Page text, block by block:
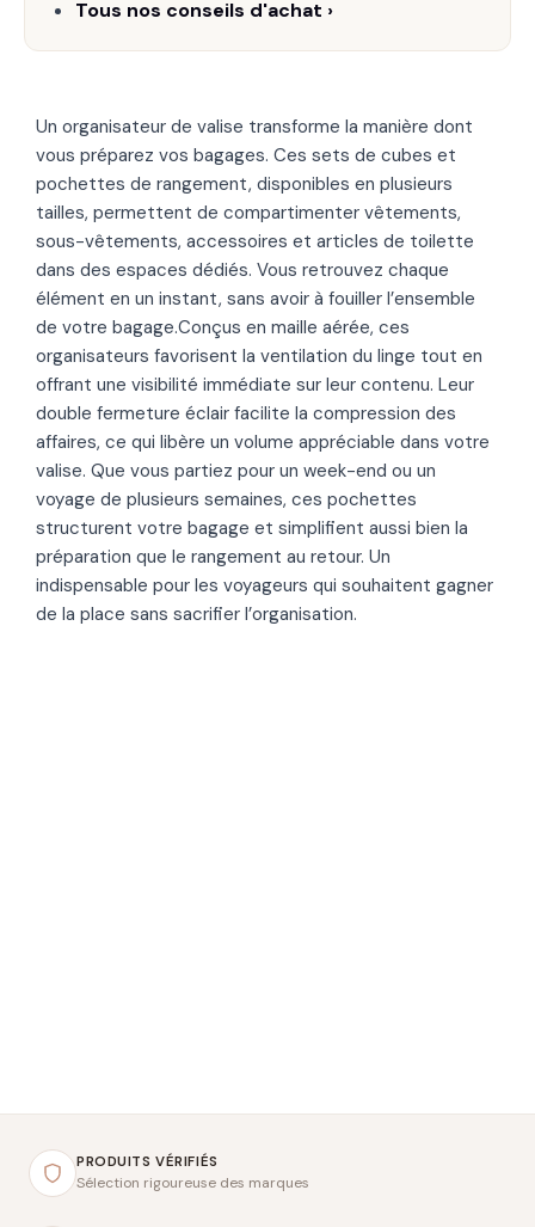
Tous nos conseils d'achat ›
Un organisateur de valise transforme la manière dont
vous préparez vos bagages. Ces sets de cubes et
pochettes de rangement, disponibles en plusieurs
tailles, permettent de compartimenter vêtements,
sous-vêtements, accessoires et articles de toilette
dans des espaces dédiés. Vous retrouvez chaque
élément en un instant, sans avoir à fouiller l’ensemble
de votre bagage.Conçus en maille aérée, ces
organisateurs favorisent la ventilation du linge tout en
offrant une visibilité immédiate sur leur contenu. Leur
double fermeture éclair facilite la compression des
affaires, ce qui libère un volume appréciable dans votre
valise. Que vous partiez pour un week-end ou un
voyage de plusieurs semaines, ces pochettes
structurent votre bagage et simplifient aussi bien la
préparation que le rangement au retour. Un
indispensable pour les voyageurs qui souhaitent gagner
de la place sans sacrifier l’organisation.
PRODUITS VÉRIFIÉS
Sélection rigoureuse des marques